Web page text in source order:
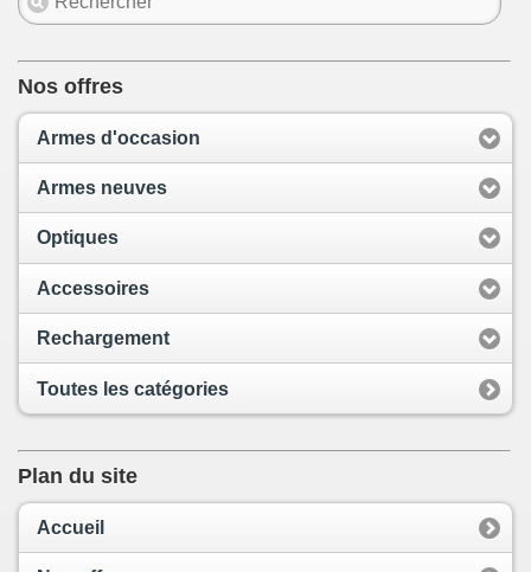
Nos offres
Armes d'occasion
Armes neuves
Optiques
Accessoires
Rechargement
Toutes les catégories
Plan du site
Accueil